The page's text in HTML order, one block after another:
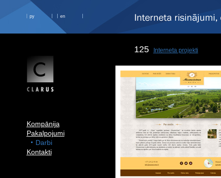
ру en
Kompānija
Pakalpojumi
Darbi
Kontakti
125 Interneta projekti